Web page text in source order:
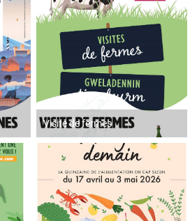
Visite de fermes